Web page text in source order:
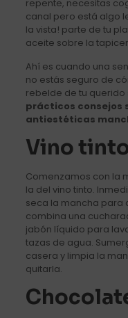
repente, necesitas
canal pero está algo
la vista! parte de tu
aceite sobre la
Ahí es cuando una
no estás seguro de
rebelde de tu querido
prácticos consejos
antiestéticas
Vino
Comenzamos con la
la del vino tinto.
seca la mancha para
combina una
jabón líquido para
tazas de agua.
casera y limpia la
quitarla.